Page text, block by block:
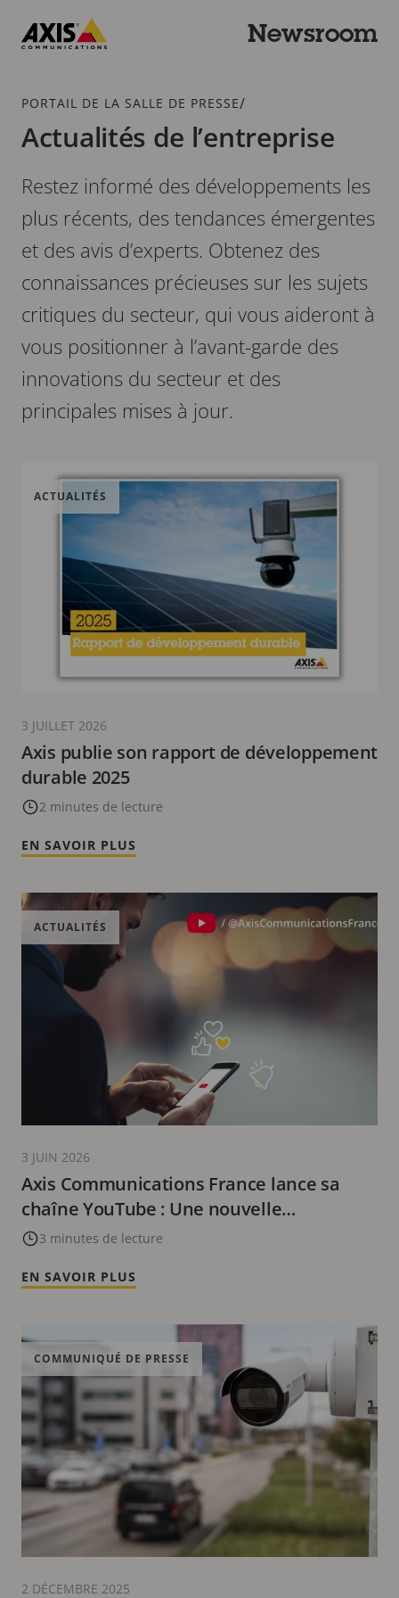
contenu
Newsroom
Fil
PORTAIL DE LA SALLE DE PRESSE/
Actualités de l’entreprise
Restez informé des développements les
plus récents, des tendances émergentes
et des avis d’experts. Obtenez des
connaissances précieuses sur les sujets
critiques du secteur, qui vous aideront à
vous positionner à l’avant-garde des
innovations du secteur et des
principales mises à jour.
Axis publie son rapport de développement
durable 2025
2 minutes de lecture
ACTUALITÉS
3 JUILLET 2026
EN SAVOIR PLUS
Axis Communications France lance sa
chaîne YouTube : Une nouvelle
plateforme pour découvrir l’innovation
3 minutes de lecture
ACTUALITÉS
3 JUIN 2026
EN SAVOIR PLUS
COMMUNIQUÉ DE PRESSE
2 DÉCEMBRE 2025